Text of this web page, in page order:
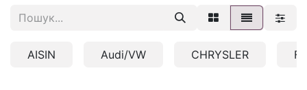
AISIN Audi/VW CHRYSLER